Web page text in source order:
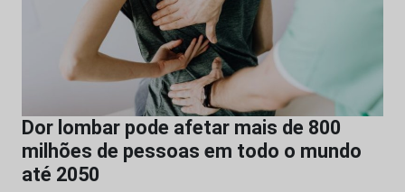
Dor lombar pode afetar mais de 800
milhões de pessoas em todo o mundo
até 2050